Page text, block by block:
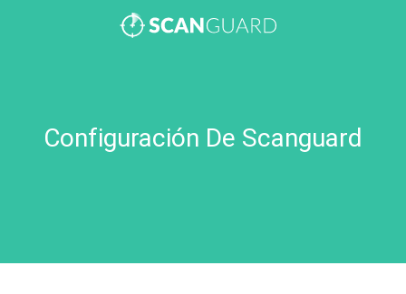
Configuración De Scanguard